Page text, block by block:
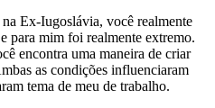
na Ex-Iugoslávia, você realmente
para mim foi realmente extremo.
encontra uma maneira de criar
as condições influenciaram
tema de meu de trabalho.